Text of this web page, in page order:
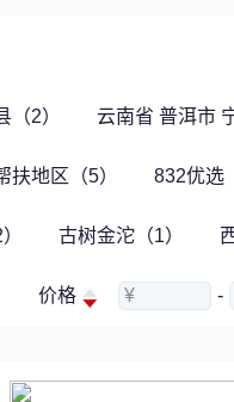
（2） 云南省 普洱市
扶地区（5） 832优选
古树金沱（1）
价格 ¥ -